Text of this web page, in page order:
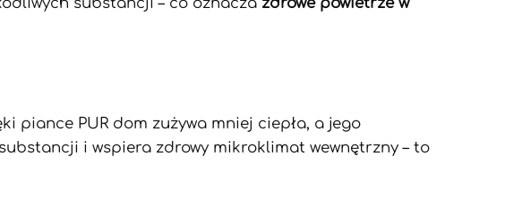
piance PUR dom zużywa mniej ciepła, a jego
i wspiera zdrowy mikroklimat wewnętrzny – to